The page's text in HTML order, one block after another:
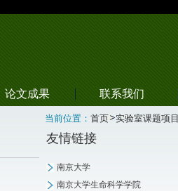
论文成果 联系我们
当前位置： 首页 实验室课题项目
友情链接
南京大学
南京大学生命科学学院